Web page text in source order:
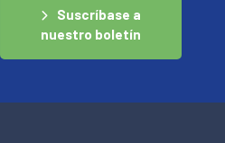
Suscríbase a
nuestro boletín